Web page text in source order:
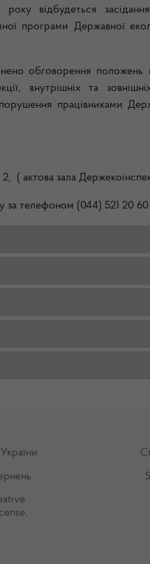
року відбудеться
програми Державної
обговорення
внутрішніх та
працівниками
( актова зала
за телефоном (044) 521 20
,